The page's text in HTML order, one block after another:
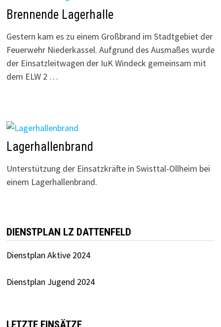
Brennende Lagerhalle
Gestern kam es zu einem Großbrand im Stadtgebiet der
Feuerwehr Niederkassel. Aufgrund des Ausmaßes wurde
der Einsatzleitwagen der IuK Windeck gemeinsam mit
dem ELW 2 …
Lagerhallenbrand
Unterstützung der Einsatzkräfte in Swisttal-Ollheim bei
einem Lagerhallenbrand.
DIENSTPLAN LZ DATTENFELD
Dienstplan Aktive 2024
Dienstplan Jugend 2024